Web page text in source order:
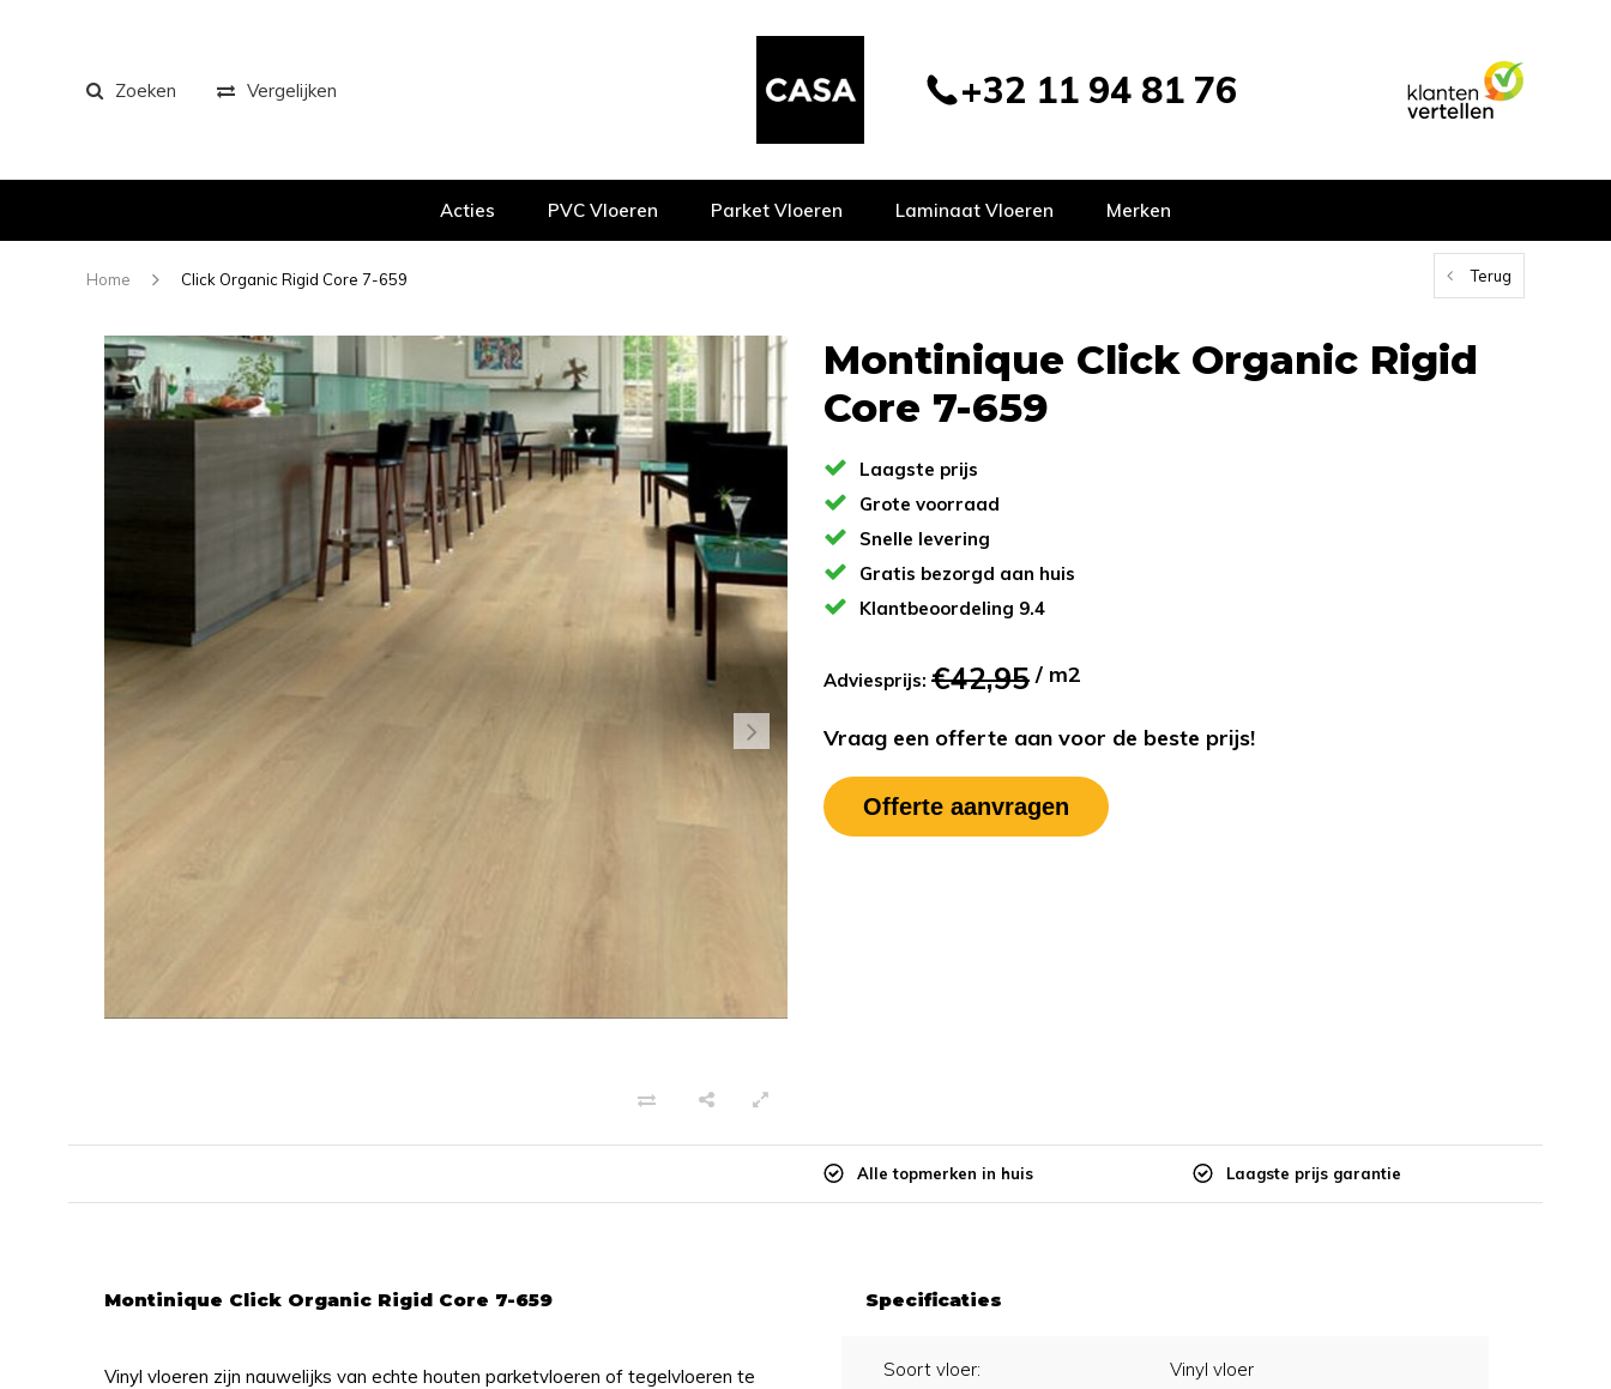
Zoeken Vergelijken +32 11 94 81 76
Acties PVC Vloeren Parket Vloeren Laminaat Vloeren Merken
Home Click Organic Rigid Core 7-659 Terug
Montinique Click Organic Rigid
Core 7-659
Laagste prijs
Grote voorraad
Snelle levering
Gratis bezorgd aan huis
Klantbeoordeling 9.4
Adviesprijs: €42,95 / m2
Vraag een offerte aan voor de beste prijs!
Offerte aanvragen
Alle topmerken in huis Laagste prijs garantie
Montinique Click Organic Rigid Core 7-659
Vinyl vloeren zijn nauwelijks van echte houten parketvloeren of tegelvloeren te
Specificaties
Soort vloer: Vinyl vloer